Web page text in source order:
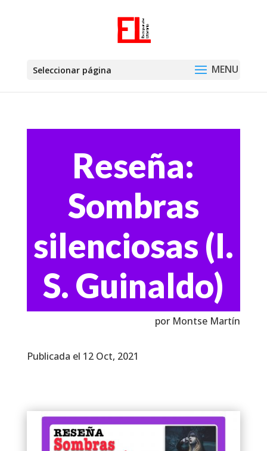
Seleccionar página
Reseña:
Sombras
silenciosas (I.
S. Guinaldo)
por Montse Martín
Publicada el 12 Oct, 2021